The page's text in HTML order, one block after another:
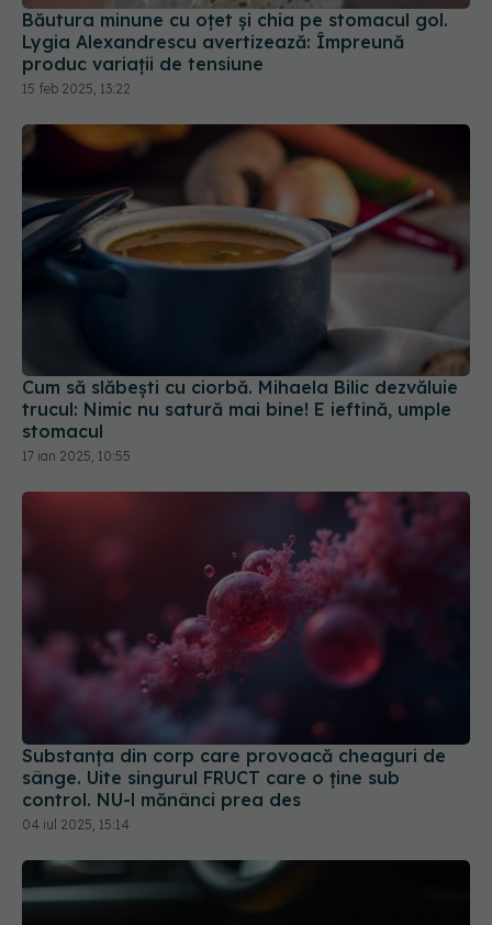
produc variații de tensiune
15 feb 2025, 13:22
Cum să slăbești cu ciorbă. Mihaela Bilic dezvăluie
trucul: Nimic nu satură mai bine! E ieftină, umple
stomacul
17 ian 2025, 10:55
Substanța din corp care provoacă cheaguri de
sânge. Uite singurul FRUCT care o ține sub
control. NU-l mănânci prea des
04 iul 2025, 15:14